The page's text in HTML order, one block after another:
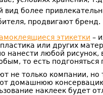
вид более
продвигают бренд.
этикетки –
или других
любой рисунок,
то есть подгоняться
не только компании,
домашнюю
наклеек будет